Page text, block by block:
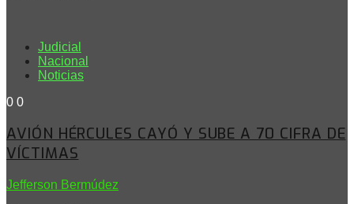
Judicial
Nacional
Noticias
0 0
AVIÓN HÉRCULES CAYÓ Y SUBE A 70 CIFRA DE
VÍCTIMAS
Jefferson Bermúdez